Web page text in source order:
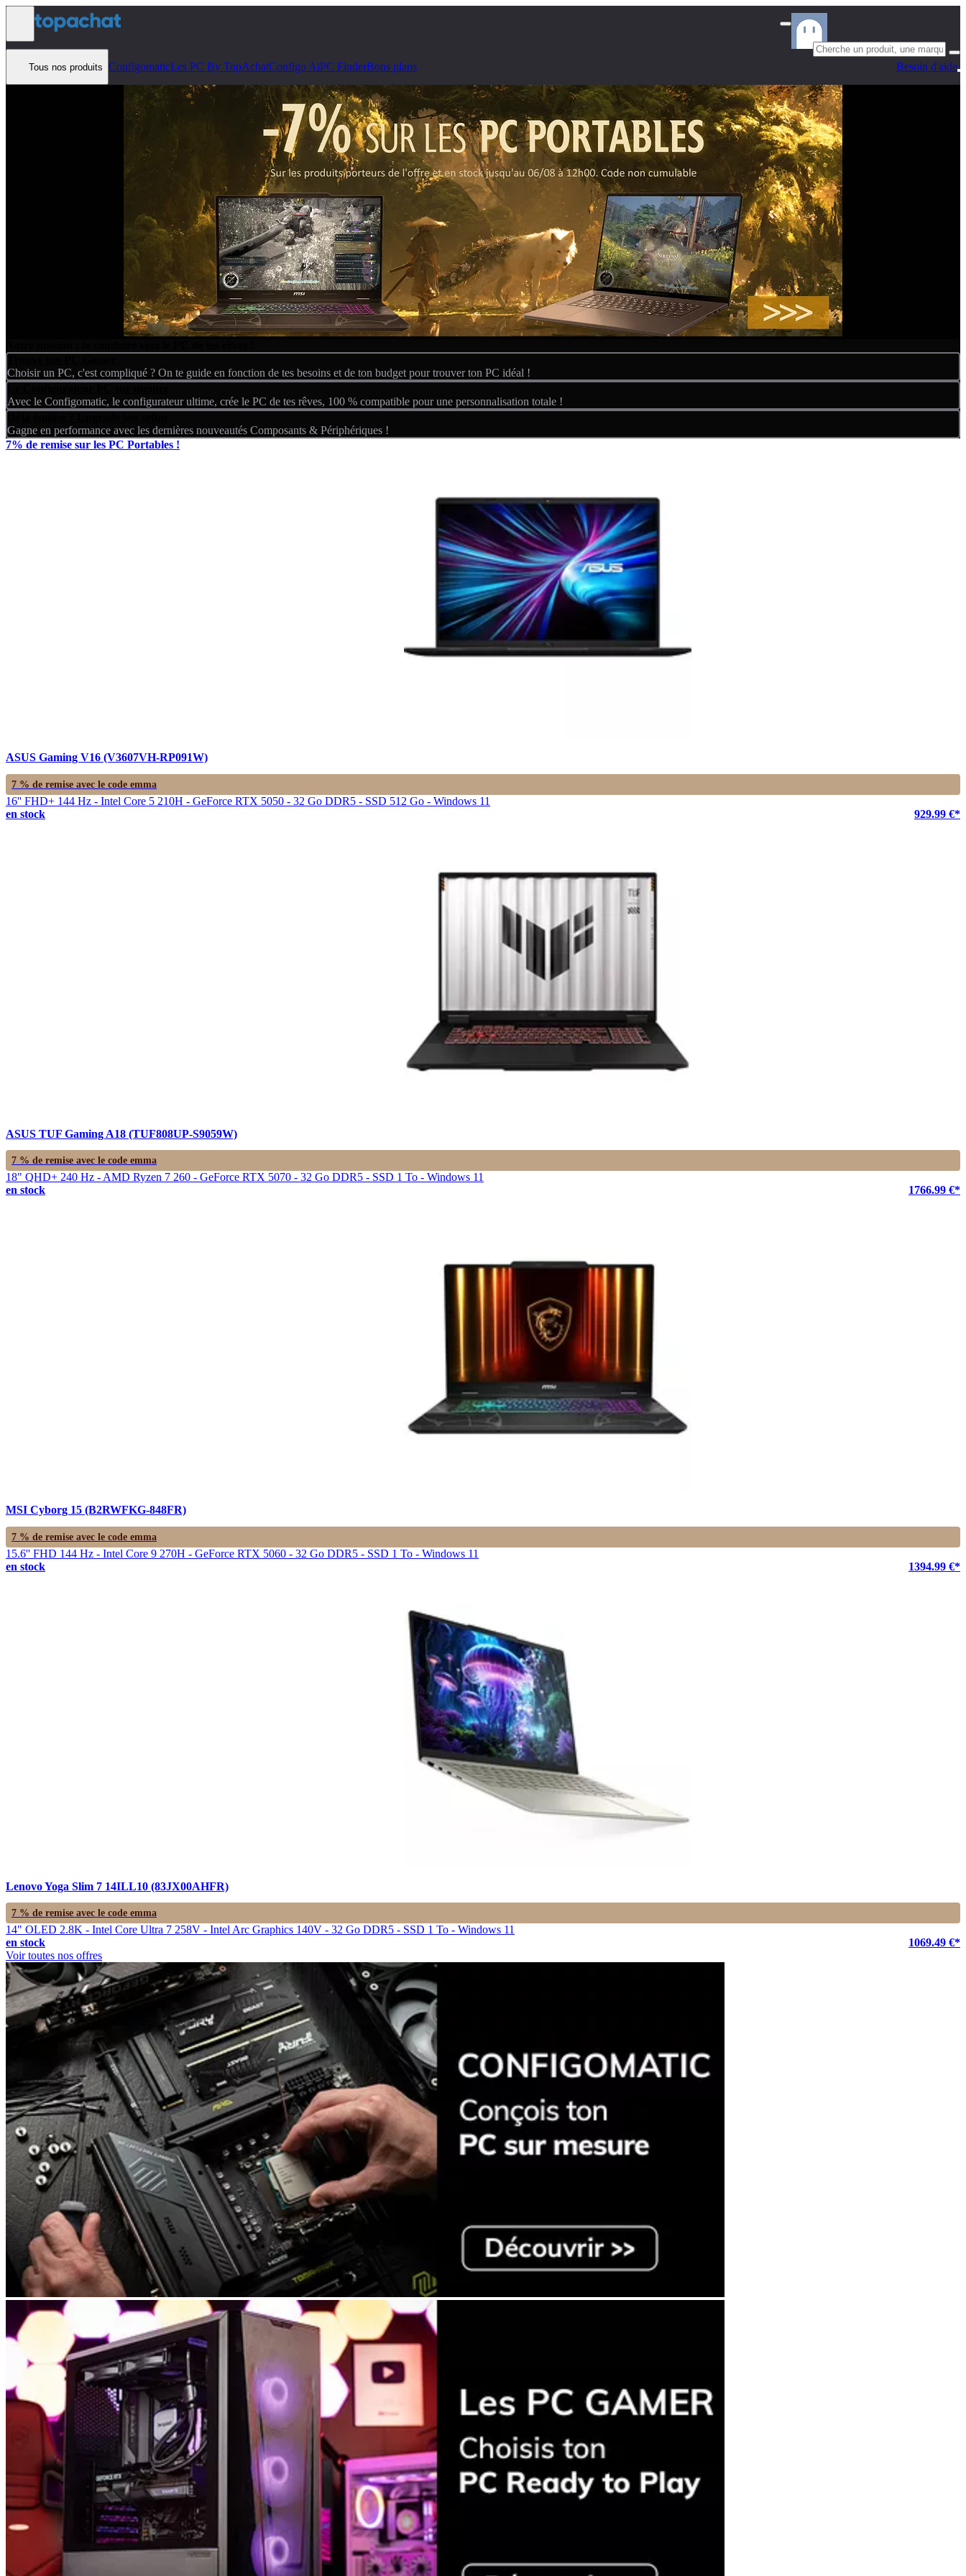
Aller au contenu
Tous nos produits ConfigomaticLes PC By TopAchatConfigo AiPC FinderBons plans Besoin d'aide
Choisir un PC, c'est compliqué ? On te guide en fonction de tes besoins et de ton budget pour trouver ton PC idéal !
Avec le Configomatic, le configurateur ultime, crée le PC de tes rêves, 100 % compatible pour une personnalisation totale !
Gagne en performance avec les dernières nouveautés Composants & Périphériques !
7% de remise sur les PC Portables !
ASUS Gaming V16 (V3607VH-RP091W)
7 % de remise avec le code emma
16'' FHD+ 144 Hz - Intel Core 5 210H - GeForce RTX 5050 - 32 Go DDR5 - SSD 512 Go - Windows 11
en stock
929.99 €*
ASUS TUF Gaming A18 (TUF808UP-S9059W)
7 % de remise avec le code emma
18" QHD+ 240 Hz - AMD Ryzen 7 260 - GeForce RTX 5070 - 32 Go DDR5 - SSD 1 To - Windows 11
en stock
1766.99 €*
MSI Cyborg 15 (B2RWFKG-848FR)
7 % de remise avec le code emma
15.6'' FHD 144 Hz - Intel Core 9 270H - GeForce RTX 5060 - 32 Go DDR5 - SSD 1 To - Windows 11
en stock
1394.99 €*
Lenovo Yoga Slim 7 14ILL10 (83JX00AHFR)
7 % de remise avec le code emma
14" OLED 2.8K - Intel Core Ultra 7 258V - Intel Arc Graphics 140V - 32 Go DDR5 - SSD 1 To - Windows 11
en stock
1069.49 €*
Voir toutes nos offres